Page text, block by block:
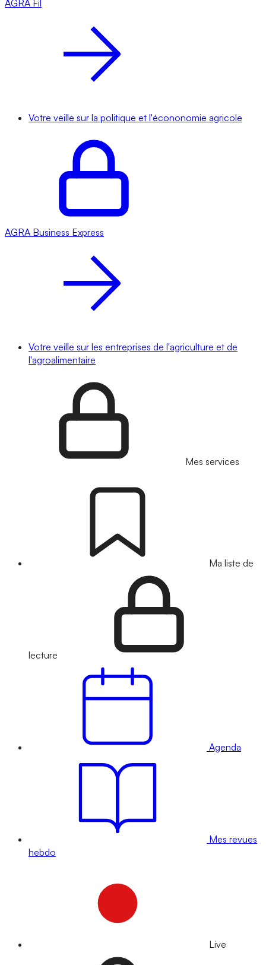
AGRA Fil
Votre veille sur la politique et l'écononomie agricole
AGRA Business Express
Votre veille sur les entreprises de l'agriculture et de
l'agroalimentaire
Mes services
Ma liste de
lecture
Agenda
Mes revues
hebdo
Live